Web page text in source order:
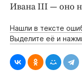
Ивана III — оно
Нашли в тексте
Выделите её и